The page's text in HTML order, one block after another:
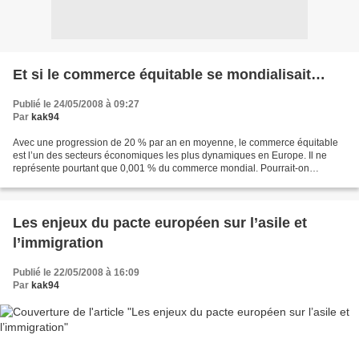
Et si le commerce équitable se mondialisait…
Publié le 24/05/2008 à 09:27
Par kak94
Avec une progression de 20 % par an en moyenne, le commerce équitable
est l’un des secteurs économiques les plus dynamiques en Europe. Il ne
représente pourtant que 0,001 % du commerce mondial. Pourrait-on
Les enjeux du pacte européen sur l’asile et
l’immigration
Publié le 22/05/2008 à 16:09
Par kak94